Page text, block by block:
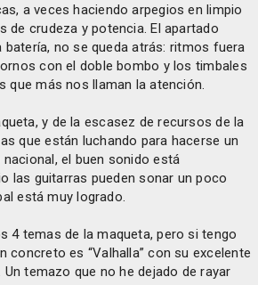
a veces haciendo arpegios en limpio
de crudeza y potencia. El apartado
no se queda atrás: ritmos fuera
con el doble bombo y los timbales
que más nos llaman la atención.
y de la escasez de recursos de la
que están luchando para hacerse un
el buen sonido está
las guitarras pueden sonar un poco
está muy logrado.
4 temas de la maqueta, pero si tengo
concreto es “Valhalla” con su excelente
temazo que no he dejado de rayar